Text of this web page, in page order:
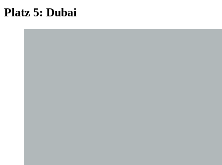
Platz 5: Dubai